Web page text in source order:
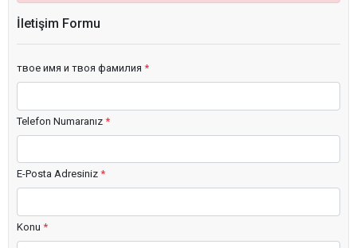
İletişim Formu
твое имя и твоя фамилия *
Telefon Numaranız *
E-Posta Adresiniz *
Konu *